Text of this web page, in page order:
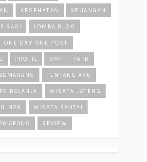
KESEHATAN KEUANGAN
LOMBA BLOG
ONE DAY ONE POST
PROFIL SMP IT PAPB
TENTANG AKU
BELANJA WISATA JATENG
WISATA PANTAI
REVIEW